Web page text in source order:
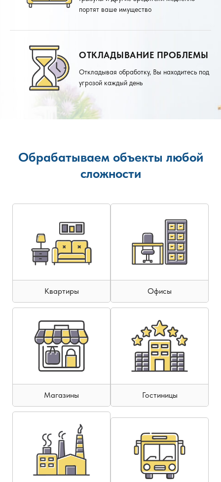
портят ваше имущество
ОТКЛАДЫВАНИЕ ПРОБЛЕМЫ
Откладывая обработку, Вы находитесь под
угрозой каждый день
Обрабатываем объекты любой
сложности
Квартиры Офисы
Магазины Гостиницы